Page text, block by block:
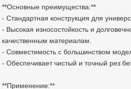
**Основные преимущества:**
- Стандартная конструкция для
- Высокая износостойкость и
качественным материалам.
- Совместимость с большинством
- Обеспечивает чистый и точный рез
**Применение:**